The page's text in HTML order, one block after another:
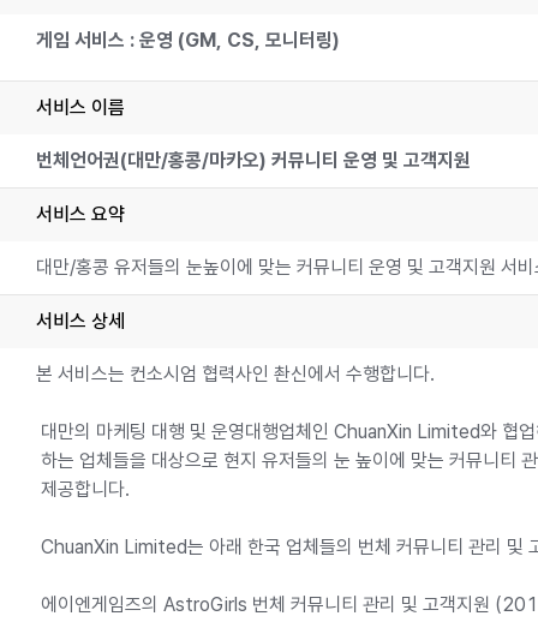
게임 서비스 : 운영 (GM, CS, 모니터링)
서비스 이름
번체언어권(대만/홍콩/마카오) 커뮤니티 운영 및 고객지원
서비스 요약
대만/홍콩 유저들의 눈높이에 맞는 커뮤니티 운영 및 고객지원 서
서비스 상세
본 서비스는 컨소시엄 협력사인 촨신에서 수행합니다.
대만의 마케팅 대행 및 운영대행업체인 ChuanXin Limited와 협
하는 업체들을 대상으로 현지 유저들의 눈 높이에 맞는 커뮤니티
제공합니다.
ChuanXin Limited는 아래 한국 업체들의 번체 커뮤니티 관리 및
에이엔게임즈의 AstroGirls 번체 커뮤니티 관리 및 고객지원